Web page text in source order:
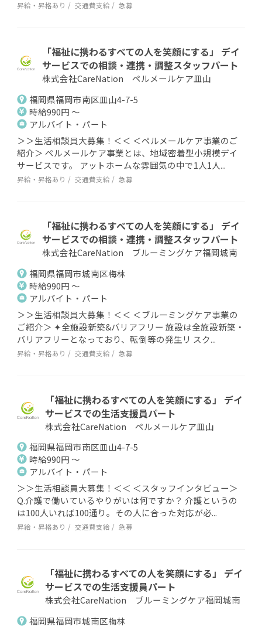
昇給・昇格あり 交通費支給 急募
「福祉に携わるすべての人を笑顔にする」 デイ
サービスでの相談・連携・調整スタッフパート
株式会社CareNation ペルメールケア皿山
福岡県福岡市南区皿山4-7-5
時給990円 ～
アルバイト・パート
＞＞生活相談員大募集！＜＜ ＜ペルメールケア事業のご
紹介＞ ペルメールケア事業とは、地域密着型小規模デイ
サービスです。 アットホームな雰囲気の中で1人1人...
昇給・昇格あり 交通費支給 急募
「福祉に携わるすべての人を笑顔にする」 デイ
サービスでの相談・連携・調整スタッフパート
株式会社CareNation ブルーミングケア福岡城南
福岡県福岡市城南区梅林
時給990円 ～
アルバイト・パート
＞＞生活相談員大募集！＜＜ ＜ブルーミングケア事業の
ご紹介＞ ✦全施設新築&バリアフリー 施設は全施設新築・
バリアフリーとなっており、転倒等の発生リ スク...
昇給・昇格あり 交通費支給 急募
「福祉に携わるすべての人を笑顔にする」 デイ
サービスでの生活支援員パート
株式会社CareNation ペルメールケア皿山
福岡県福岡市南区皿山4-7-5
時給990円 ～
アルバイト・パート
＞＞生活相談員大募集！＜＜ ＜スタッフインタビュー＞
Q.介護で働いているやりがいは何ですか？ 介護というの
は100人いれば100通り。その人に合った対応が必...
昇給・昇格あり 交通費支給 急募
「福祉に携わるすべての人を笑顔にする」 デイ
サービスでの生活支援員パート
株式会社CareNation ブルーミングケア福岡城南
福岡県福岡市城南区梅林